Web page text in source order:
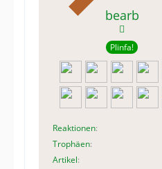
bearb
Plinfa!
Reaktionen
Trophäen
Artikel